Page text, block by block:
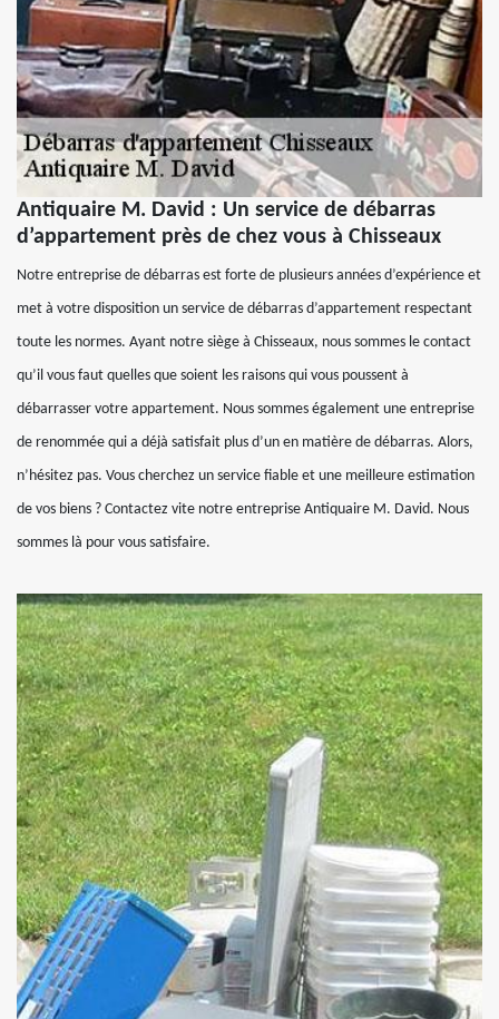
Antiquaire M. David : Un service de débarras
d’appartement près de chez vous à Chisseaux
Notre entreprise de débarras est forte de plusieurs années d’expérience et
met à votre disposition un service de débarras d’appartement respectant
toute les normes. Ayant notre siège à Chisseaux, nous sommes le contact
qu’il vous faut quelles que soient les raisons qui vous poussent à
débarrasser votre appartement. Nous sommes également une entreprise
de renommée qui a déjà satisfait plus d’un en matière de débarras. Alors,
n’hésitez pas. Vous cherchez un service fiable et une meilleure estimation
de vos biens ? Contactez vite notre entreprise Antiquaire M. David. Nous
sommes là pour vous satisfaire.